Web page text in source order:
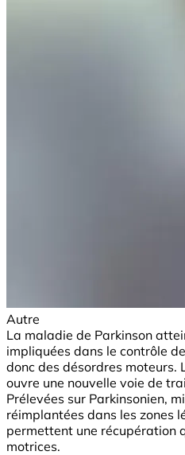
Autre
La maladie de Parkinson
impliquées dans le contrôle
donc des désordres moteurs.
ouvre une nouvelle voie de
Prélevées sur Parkinsonien,
réimplantées dans les zones
permettent une récupération
motrices.